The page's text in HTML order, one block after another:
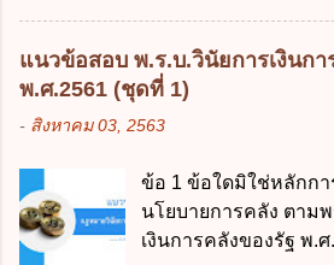
พฤศจิกายน 2561 เป็น
บัญญัติวิธีการงบประม
ยกเลิกกฎหมายฉบับใ
การงบประมาณ พ.ศ.
วิธีการงบประมาณ (ฉบั
พ.ศ. 2544 4. ประกา
203 ลงวันที่ 31 สิงหา
ถูกต้อง 1. นายกรัฐมน
แนวข้อสอบ พ.ร.บ.วินัยการเงินกา
พ.ศ.2561 (ชุดที่ 1)
- สิงหาคม 03, 2563
ข้อ 1 ข้อใดมิใช่หลักกา
นโยบายการคลัง ตาม
เงินการคลังของรัฐ พ.